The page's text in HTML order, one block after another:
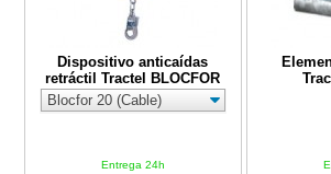
Dispositivo anticaídas
retráctil Tractel BLOCFOR
Entrega 24h